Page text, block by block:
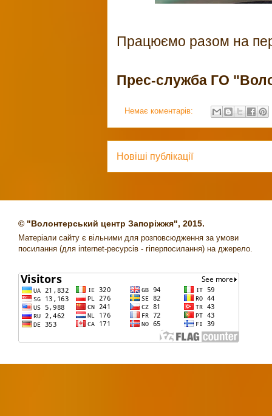
Працюємо разом на
Прес-служба ГО
Немає коментарів:
Новіші публікації
© "Волонтерський центр Запоріжжя", 2015.
Матеріали сайту є вільними для розповсюдження за умови
посилання (для internet-ресурсів - гіперпосилання) на джерело.